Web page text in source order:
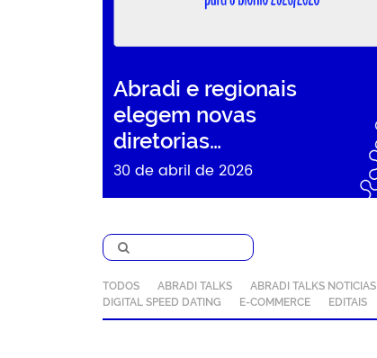
Abradi e regionais
elegem novas
diretorias…
30 de abril de 2026
TODOS ABRADI TALKS ABRADI TALKS NOTICIAS
DIGITAL SPEED DATING
E-COMMERCE EDITAIS